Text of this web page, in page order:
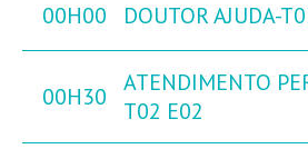
00H00 DOUTOR AJUDA-
00H30
ATENDIMENTO
T02 E02